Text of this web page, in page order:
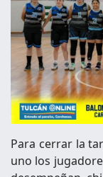
Para cerrar la
uno los